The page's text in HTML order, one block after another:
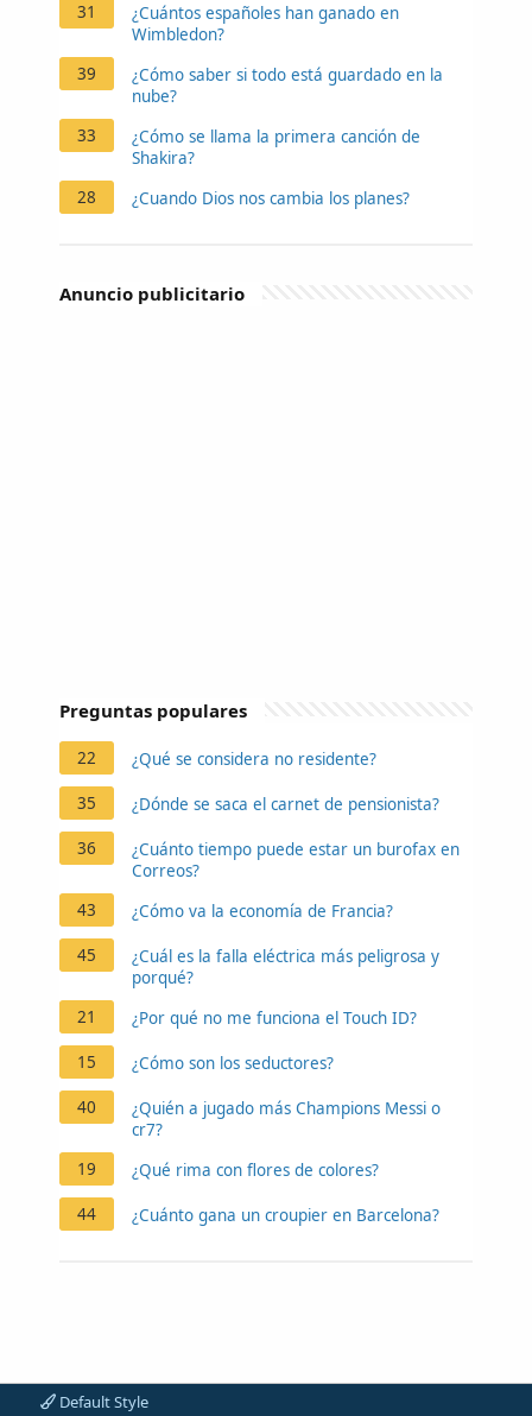
31
¿Cuántos españoles han ganado en
Wimbledon?
39
¿Cómo saber si todo está guardado en la
nube?
33
¿Cómo se llama la primera canción de
Shakira?
28
¿Cuando Dios nos cambia los planes?
Anuncio publicitario
Preguntas populares
22 ¿Qué se considera no residente?
35 ¿Dónde se saca el carnet de pensionista?
36
¿Cuánto tiempo puede estar un burofax en
Correos?
43
¿Cómo va la economía de Francia?
45
¿Cuál es la falla eléctrica más peligrosa y
porqué?
21
¿Por qué no me funciona el Touch ID?
15 ¿Cómo son los seductores?
40
¿Quién a jugado más Champions Messi o
cr7?
19
¿Qué rima con flores de colores?
44 ¿Cuánto gana un croupier en Barcelona?
Default Style